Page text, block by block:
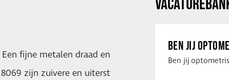
fijne metalen draad en
zijn zuivere en uiterst
BEN JIJ